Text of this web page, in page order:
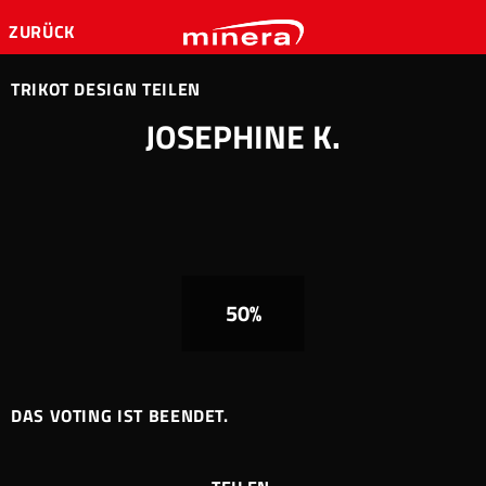
ZURÜCK
TRIKOT DESIGN TEILEN
JOSEPHINE K.
DAS VOTING IST BEENDET.
50%